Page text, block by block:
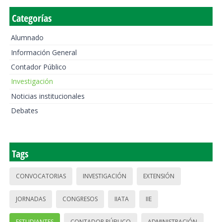
Categorías
Alumnado
Información General
Contador Público
Investigación
Noticias institucionales
Debates
Tags
CONVOCATORIAS INVESTIGACIÓN EXTENSIÓN
JORNADAS CONGRESOS IIATA IIE